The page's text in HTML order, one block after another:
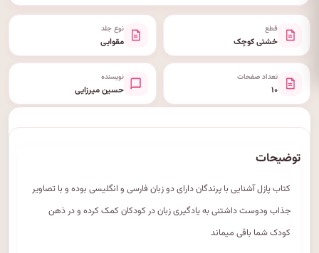
قطع
خشتی کوچک
نوع جلد
مقوایی
تعداد صفحات
۱۰
نویسنده
حسین میرزایی
توضیحات
کتاب پازل آشنایی با پرندگان دارای دو زبان فارسی و انگلیسی بوده و با تصاویر
جذاب ودوست داشتنی به یادگیری زبان در کودکان کمک کرده و در ذهن
کودک شما باقی میماند